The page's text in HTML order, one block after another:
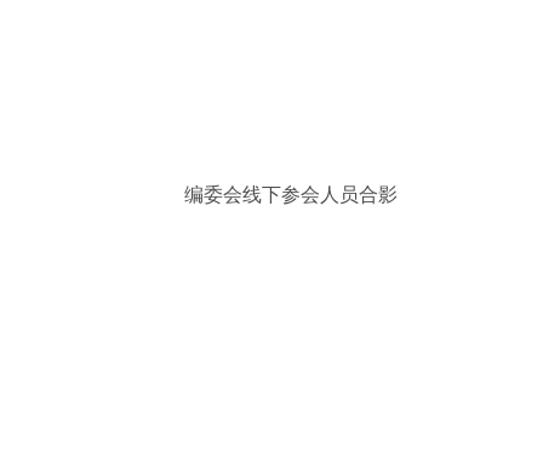
编委会线下参会人员合影